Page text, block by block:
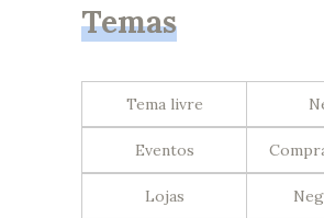
Temas
Tema livre
Eventos
Lojas